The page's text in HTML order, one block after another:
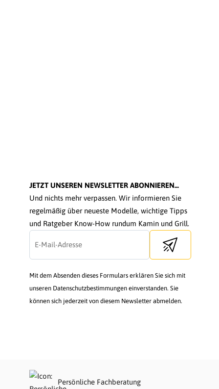
JETZT UNSEREN NEWSLETTER ABONNIEREN...
Und nichts mehr verpassen. Wir informieren Sie
regelmäßig über neueste Modelle, wichtige Tipps
und Ratgeber Know-How rundum Kamin und Grill.
Send newsletter
Mit dem Absenden dieses Formulars erklären Sie sich mit
unseren Datenschutzbestimmungen einverstanden. Sie
können sich jederzeit von diesem Newsletter abmelden.
Persönliche Fachberatung